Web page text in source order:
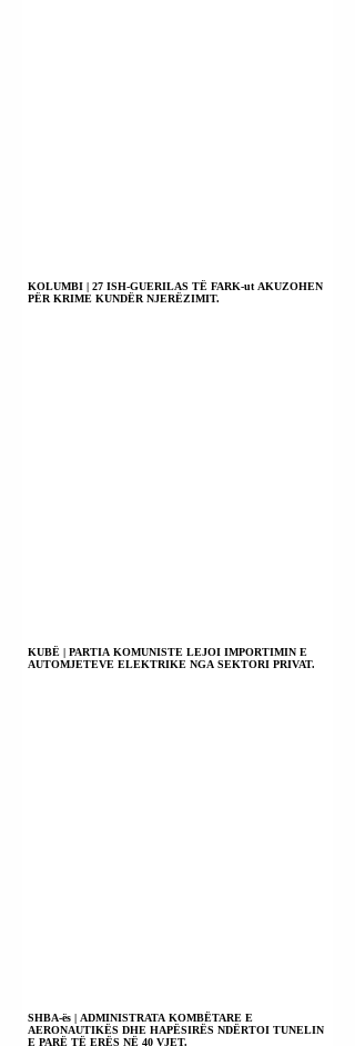
KOLUMBI | 27 ISH-GUERILAS TË FARK-ut AKUZOHEN
PËR KRIME KUNDËR NJERËZIMIT.
KUBË | PARTIA KOMUNISTE LEJOI IMPORTIMIN E
AUTOMJETEVE ELEKTRIKE NGA SEKTORI PRIVAT.
SHBA-ës | ADMINISTRATA KOMBËTARE E
AERONAUTIKËS DHE HAPËSIRËS NDËRTOI TUNELIN
E PARË TË ERËS NË 40 VJET.